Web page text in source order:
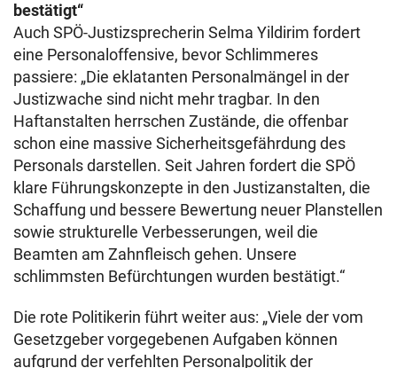
bestätigt“
Auch SPÖ-Justizsprecherin Selma Yildirim fordert
eine Personaloffensive, bevor Schlimmeres
passiere: „Die eklatanten Personalmängel in der
Justizwache sind nicht mehr tragbar. In den
Haftanstalten herrschen Zustände, die offenbar
schon eine massive Sicherheitsgefährdung des
Personals darstellen. Seit Jahren fordert die SPÖ
klare Führungskonzepte in den Justizanstalten, die
Schaffung und bessere Bewertung neuer Planstellen
sowie strukturelle Verbesserungen, weil die
Beamten am Zahnfleisch gehen. Unsere
schlimmsten Befürchtungen wurden bestätigt.“
Die rote Politikerin führt weiter aus: „Viele der vom
Gesetzgeber vorgegebenen Aufgaben können
aufgrund der verfehlten Personalpolitik der